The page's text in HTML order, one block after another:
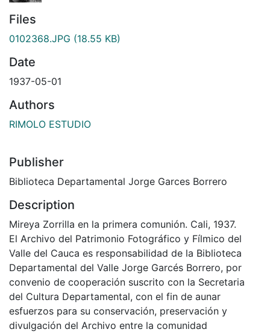
Files
0102368.JPG (18.55 KB)
Date
1937-05-01
Authors
RIMOLO ESTUDIO
Publisher
Biblioteca Departamental Jorge Garces Borrero
Description
Mireya Zorrilla en la primera comunión. Cali, 1937.
El Archivo del Patrimonio Fotográfico y Fílmico del
Valle del Cauca es responsabilidad de la Biblioteca
Departamental del Valle Jorge Garcés Borrero, por
convenio de cooperación suscrito con la Secretaria
del Cultura Departamental, con el fin de aunar
esfuerzos para su conservación, preservación y
divulgación del Archivo entre la comunidad